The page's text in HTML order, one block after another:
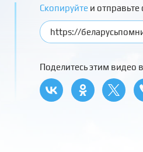
Скопируйте и отправьте
Поделитесь этим видео